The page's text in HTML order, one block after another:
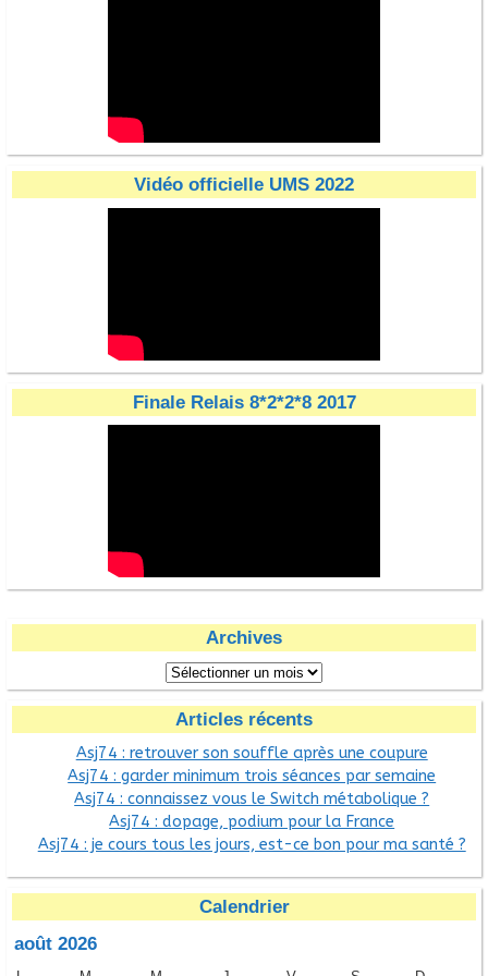
Vidéo officielle UMS 2022
Finale Relais 8*2*2*8 2017
Archives
Articles récents
Asj74 : retrouver son souffle après une coupure
Asj74 : garder minimum trois séances par semaine
Asj74 : connaissez vous le Switch métabolique ?
Asj74 : dopage, podium pour la France
Asj74 : je cours tous les jours, est-ce bon pour ma santé ?
Calendrier
août 2026